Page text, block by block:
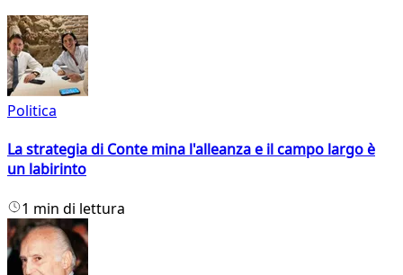
Politica
La strategia di Conte mina l'alleanza e il campo largo è
un labirinto
1 min di lettura